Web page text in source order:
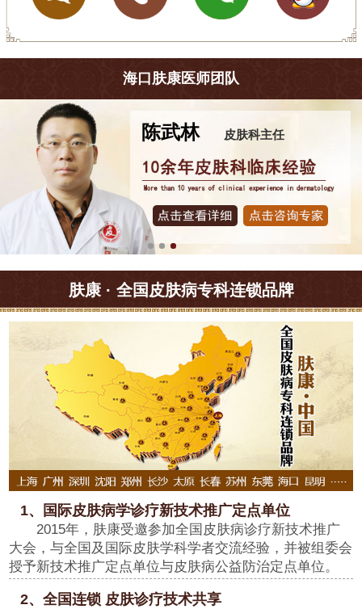
海口肤康医师团队
陈武林 皮肤科主任
肤康 · 全国皮肤病专科连锁品牌
1、国际皮肤病学诊疗新技术推广定点单位
2015年，肤康受邀参加全国皮肤病诊疗新技术推广
大会，与全国及国际皮肤学科学者交流经验，并被组委会
授予新技术推广定点单位与皮肤病公益防治定点单位。
2、全国连锁 皮肤诊疗技术共享